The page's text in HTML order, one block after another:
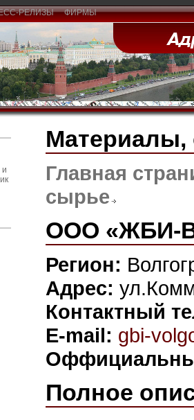
РЕЛИЗЫ ФИРМЫ
и
Материалы,
Главная
сырье
ООО «ЖБИ-
Регион:
Адрес:
Контактный
E-mail: gbi-
Полное